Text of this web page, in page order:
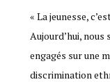
« La jeunesse,
Aujourd’hui, nous
engagés sur une
discrimination